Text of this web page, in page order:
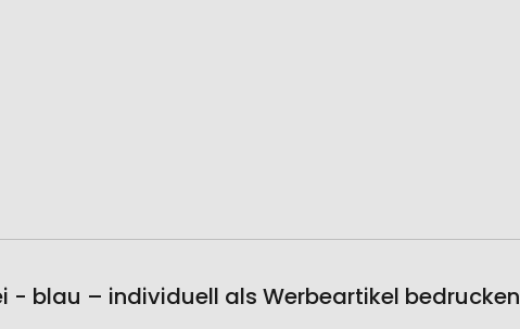
- blau – individuell als Werbeartikel bedrucken